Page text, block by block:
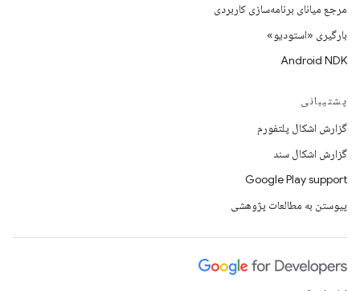
مرجع میانای برنامه‌سازی کاربردی
بارگیری «استودیو»
Android NDK
پشتیبانی
گزارش اشکال پلتفورم
گزارش اشکال سند
Google Play support
پیوستن به مطالعات پژوهشی